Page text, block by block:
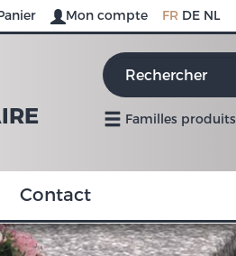
Mon compte FR DE NL
Familles produits
Contact